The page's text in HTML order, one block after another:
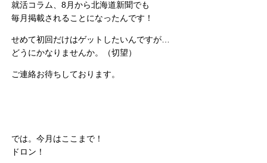
就活コラム、8月から北海道新聞でも
毎月掲載されることになったんです！
せめて初回だけはゲットしたいんですが…
どうにかなりませんか。（切望）
ご連絡お待ちしております。
では。今月はここまで！
ドロン！